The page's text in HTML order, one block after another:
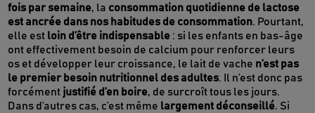
fois par semaine, la consommation quotidienne de lactose
est ancrée dans nos habitudes de consommation. Pourtant,
elle est loin d’être indispensable : si les enfants en bas-âge
ont effectivement besoin de calcium pour renforcer leurs
os et développer leur croissance, le lait de vache n’est pas
le premier besoin nutritionnel des adultes. Il n’est donc pas
forcément justifié d’en boire, de surcroît tous les jours.
Dans d’autres cas, c’est même largement déconseillé. Si